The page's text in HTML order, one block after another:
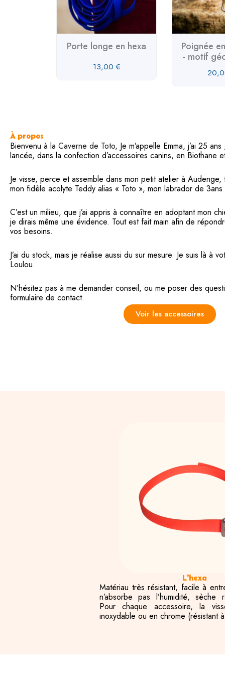
Porte longe en hexa
13,00 €
Poignée
- motif
À propos
Bienvenu à la Caverne de Toto, Je m’appelle Emma, j’ai 25
lancée, dans la confection d’accessoires canins, en Biothane
Je visse, perce et assemble dans mon petit atelier à
mon fidèle acolyte Teddy alias « Toto », mon labrador de
C’est un milieu, que j’ai appris à connaître en adoptant mon
je dirais même une évidence. Tout est fait main afin de
vos besoins.
J’ai du stock, mais je réalise aussi du sur mesure. Je suis là à
Loulou.
N’hésitez pas à me demander conseil, ou me poser des
formulaire de contact.
Voir les accessoires
L'hexa
Matériau très résistant, facile à
n’absorbe pas l’humidité, sèche
Pour chaque accessoire, la
inoxydable ou en chrome (résistant